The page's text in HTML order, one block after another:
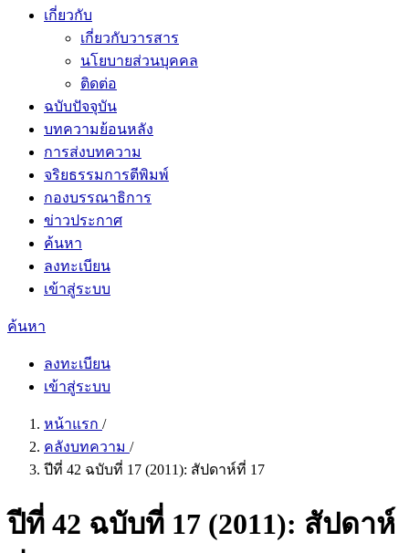
เกี่ยวกับ
เกี่ยวกับวารสาร
นโยบายส่วนบุคคล
ติดต่อ
ฉบับปัจจุบัน
บทความย้อนหลัง
การส่งบทความ
จริยธรรมการตีพิมพ์
กองบรรณาธิการ
ข่าวประกาศ
ค้นหา
ลงทะเบียน
เข้าสู่ระบบ
ค้นหา
ลงทะเบียน
เข้าสู่ระบบ
หน้าแรก /
คลังบทความ /
ปีที่ 42 ฉบับที่ 17 (2011): สัปดาห์ที่ 17
ปีที่ 42 ฉบับที่ 17 (2011): สัปดาห์